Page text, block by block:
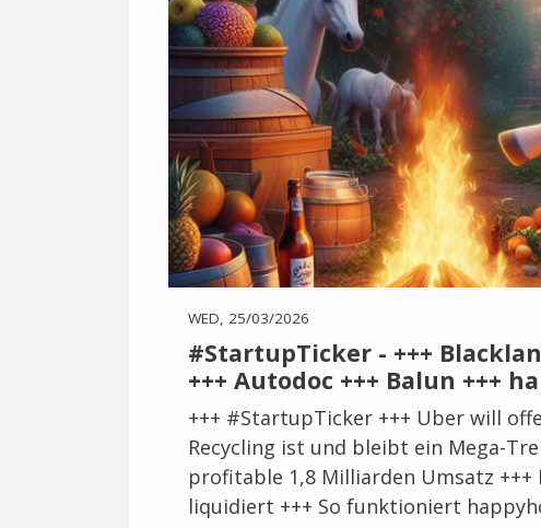
WED, 25/03/2026
#StartupTicker - +++
+++ Autodoc +++ Balun +++
+++ #StartupTicker +++ Uber will
Recycling ist und bleibt ein Mega-
profitable 1,8 Milliarden Umsatz
liquidiert +++ So funktioniert